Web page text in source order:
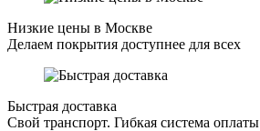
Низкие цены в Москве
Делаем покрытия доступнее для всех
Быстрая доставка
Свой транспорт. Гибкая система оплаты